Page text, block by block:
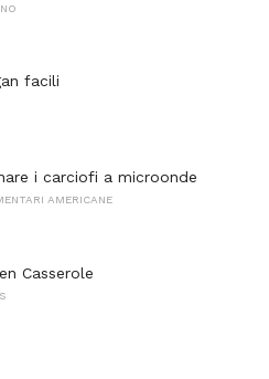
facili
i carciofi a microonde
AMERICANE
Casserole